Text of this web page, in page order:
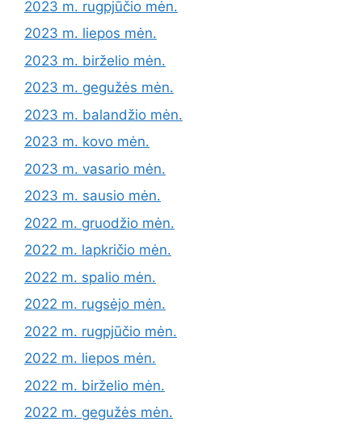
2023 m. rugpjūčio mėn.
2023 m. liepos mėn.
2023 m. birželio mėn.
2023 m. gegužės mėn.
2023 m. balandžio mėn.
2023 m. kovo mėn.
2023 m. vasario mėn.
2023 m. sausio mėn.
2022 m. gruodžio mėn.
2022 m. lapkričio mėn.
2022 m. spalio mėn.
2022 m. rugsėjo mėn.
2022 m. rugpjūčio mėn.
2022 m. liepos mėn.
2022 m. birželio mėn.
2022 m. gegužės mėn.